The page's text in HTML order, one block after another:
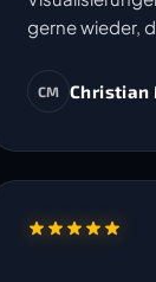
gerne wieder,
CM Christian